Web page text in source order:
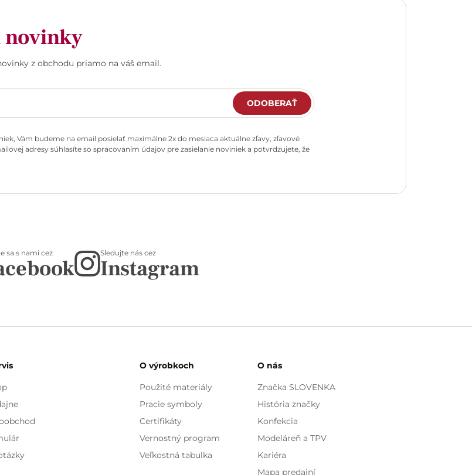
novinky
z obchodu priamo na váš email.
ODOBERAŤ
Vám budeme na email posielať maximálne 2x do mesiaca aktuálne zľavy, zľavové
adresy súhlasíte so spracovaním údajov pre zasielanie noviniek a potvrdzujete, že
sa s nami cez Sledujte nás cez
Instagram
O výrobkoch
Použité materiály
Pracie symboly
Certifikáty
Vernostný program
Veľkostná tabulka
O nás
Značka SLOVENKA
História značky
Konfekcia
Modeláreň a TPV
Kariéra
Mapa predajní